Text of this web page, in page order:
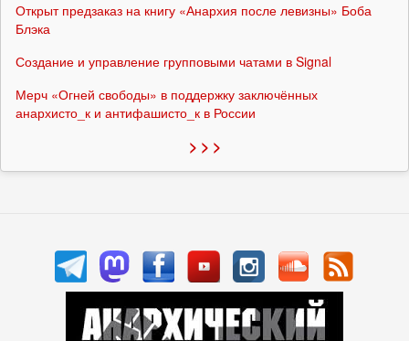
Открыт предзаказ на книгу «Анархия после левизны» Боба
Блэка
Создание и управление групповыми чатами в Signal
Мерч «Огней свободы» в поддержку заключённых
анархисто_к и антифашисто_к в России
> > >